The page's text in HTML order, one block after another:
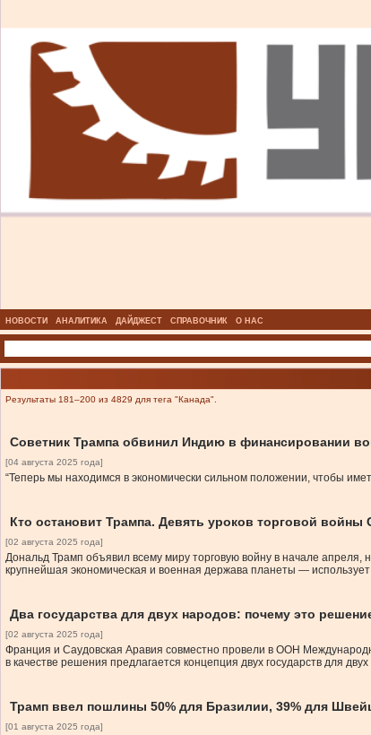
НОВОСТИ АНАЛИТИКА ДАЙДЖЕСТ СПРАВОЧНИК О НАС
Результаты 181–200 из 4829 для тега "Канада".
Советник Трампа обвинил Индию в финансировании
[04 августа 2025 года]
“Теперь мы находимся в экономически сильном положении, чтобы
Кто остановит Трампа. Девять уроков торговой
[02 августа 2025 года]
Дональд Трамп объявил всему миру торговую войну в начале
крупнейшая экономическая и военная держава планеты —
Два государства для двух народов: почему это
[02 августа 2025 года]
Франция и Саудовская Аравия совместно провели в ООН
в качестве решения предлагается концепция двух государств для
Трамп ввел пошлины 50% для Бразилии, 39% для
[01 августа 2025 года]